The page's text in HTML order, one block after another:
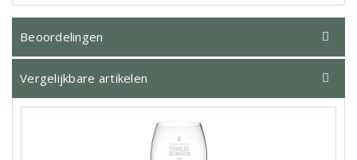
Beoordelingen
Vergelijkbare artikelen